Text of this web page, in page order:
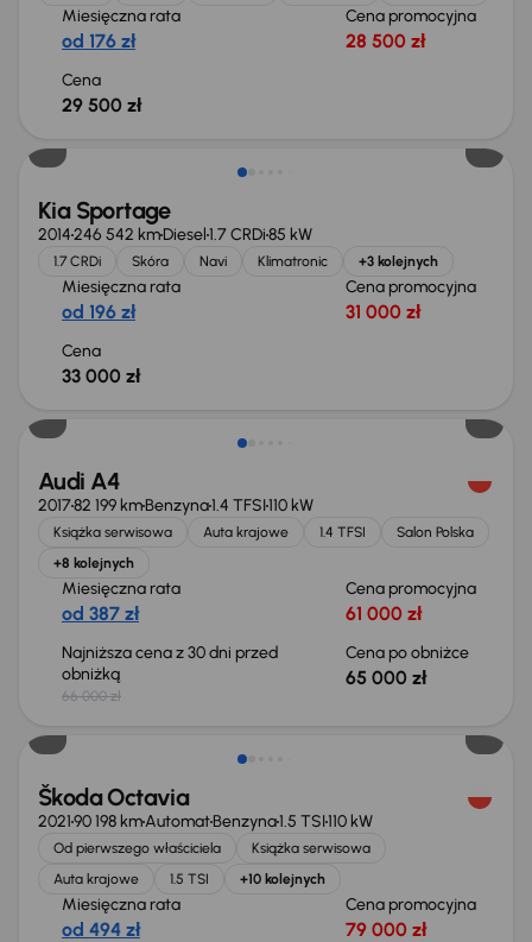
Miesięczna rata
od 176 zł
Cena promocyjna
28 500 zł
Cena
29 500 zł
Kia Sportage
2014246 542 kmDiesel1.7 CRDi85 kW
1.7 CRDi Skóra Navi Klimatronic +3 kolejnych
Miesięczna rata
od 196 zł
Cena promocyjna
31 000 zł
Cena
33 000 zł
Audi A4
201782 199 kmBenzyna1.4 TFSI110 kW
Książka serwisowa Auta krajowe 1.4 TFSI
Salon Polska
+8 kolejnych
Miesięczna rata
od 387 zł
Cena promocyjna
61 000 zł
Najniższa cena z 30 dni przed
obniżką
66 000 zł
Cena po obniżce
65 000 zł
Świeżo skupione
Škoda Octavia
202190 198 kmAutomatBenzyna1.5 TSI110 kW
Od pierwszego właściciela
Książka serwisowa
Auta krajowe
1.5 TSI +10 kolejnych
Miesięczna rata
od 494 zł
Cena promocyjna
79 000 zł